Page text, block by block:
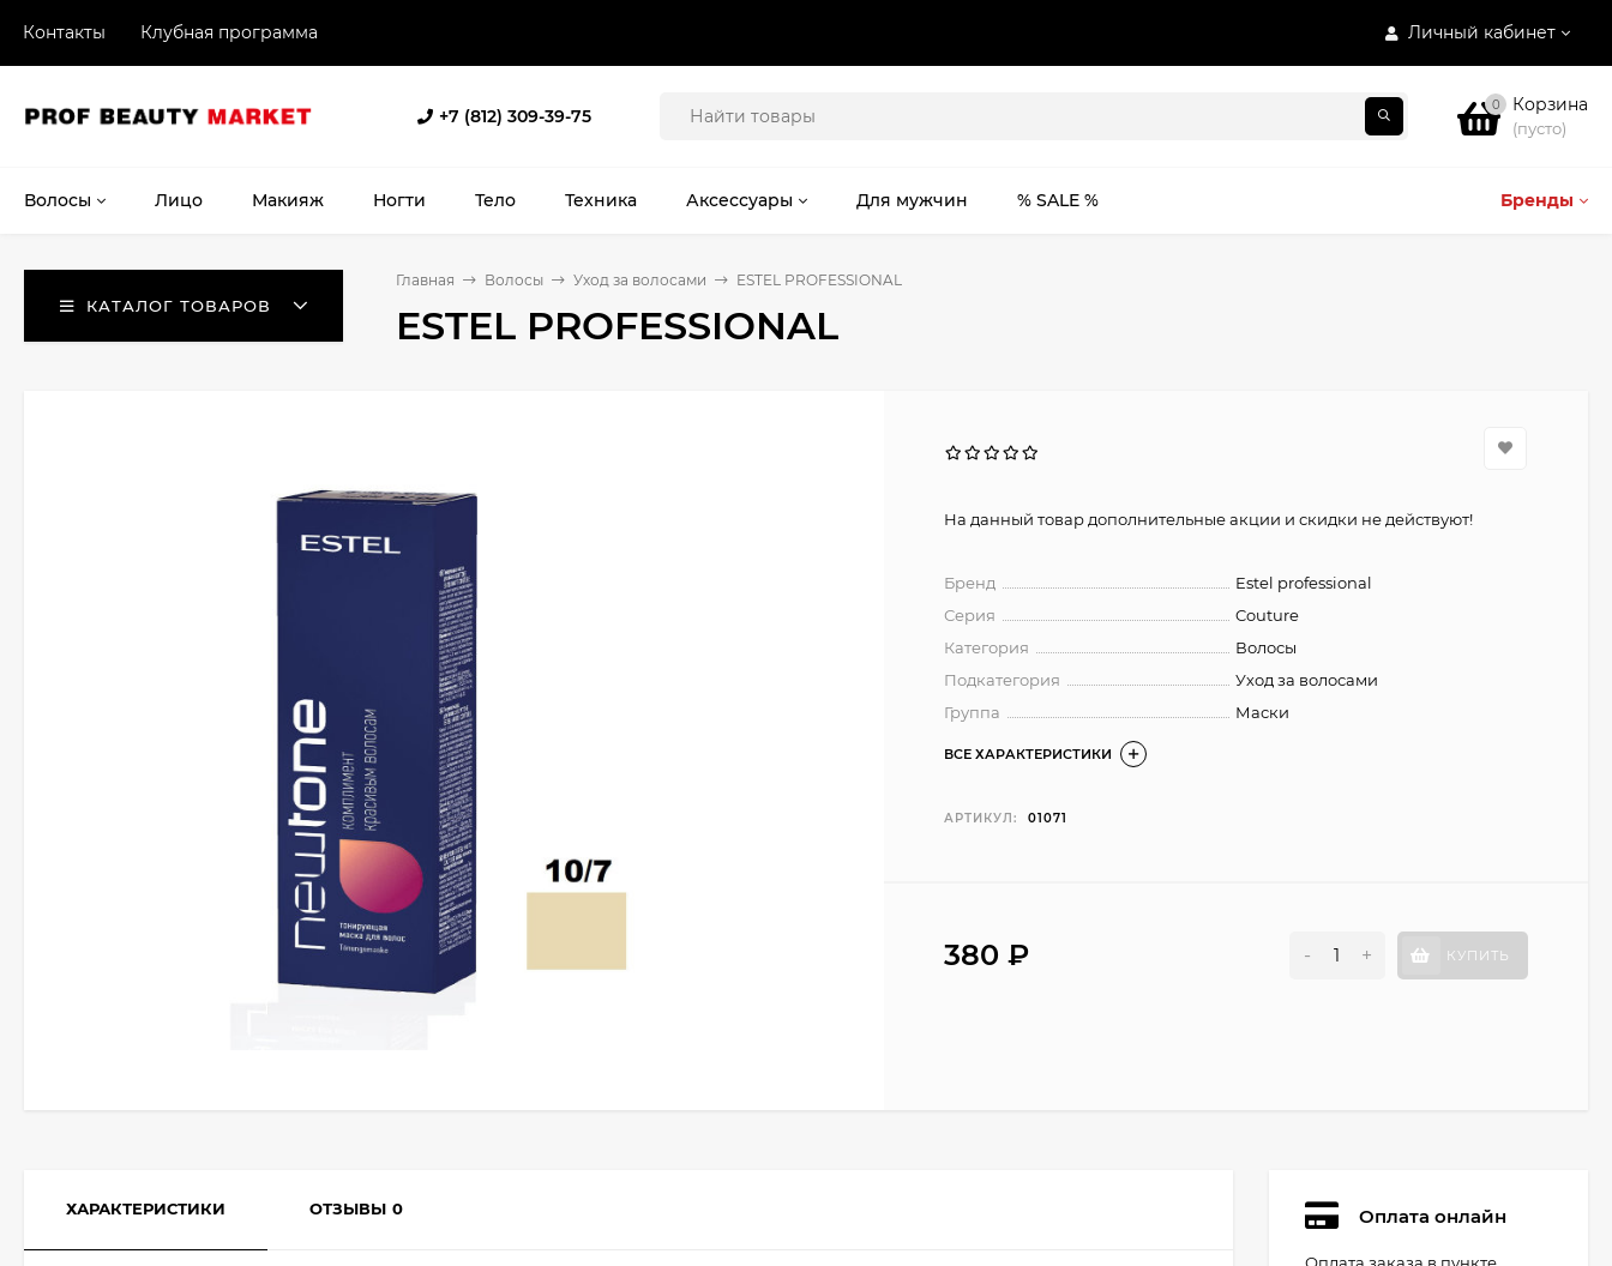
Личный кабинет
Контакты Клубная программа
+7 (812) 309-39-75
0 Корзина
(пусто)
Бренды
Волосы Лицо Макияж Ногти Тело Техника Аксессуары Для мужчин % SALE %
КАТАЛОГ ТОВАРОВ
Главная Волосы Уход за волосами ESTEL PROFESSIONAL
ESTEL PROFESSIONAL
На данный товар дополнительные акции и скидки не действуют!
Бренд
Estel professional
Серия
Couture
Категория
Волосы
Подкатегория
Уход за волосами
Группа
Маски
ВСЕ ХАРАКТЕРИСТИКИ
АРТИКУЛ: 01071
380 ₽ - + КУПИТЬ
ХАРАКТЕРИСТИКИ ОТЗЫВЫ 0 Оплата онлайн